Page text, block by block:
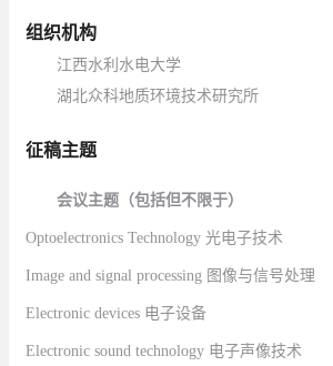
组织机构
江西水利水电大学
湖北众科地质环境技术研究所
征稿主题
会议主题 （包括但不限于）
Optoelectronics Technology光电子技术
Image and signal processing 图像与信号处理
Electronic devices 电子设备
Electronic sound technology 电子声像技术